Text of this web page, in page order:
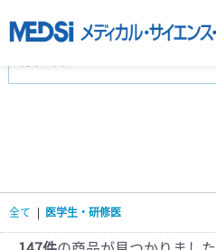
臨床医学:一般(359)
基礎医学(93)
看護学(21)
医療技術(16)
全て | 医学生・研修医